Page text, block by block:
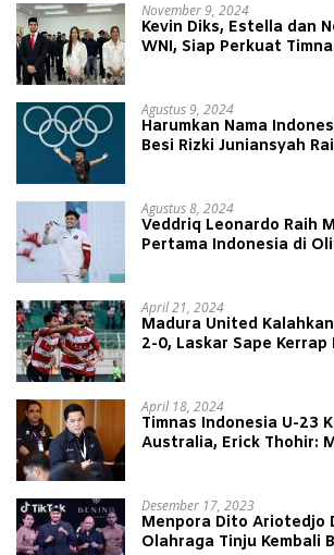
November 9, 2024
Kevin Diks, Estella dan
WNI, Siap Perkuat
Agustus 9, 2024
Harumkan Nama
Besi Rizki Juniansyah
Agustus 8, 2024
Veddriq Leonardo Raih
Pertama Indonesia di
April 21, 2024
Madura United
2-0, Laskar Sape Kerrap
April 18, 2024
Timnas Indonesia U-23
Australia, Erick Thohir:
Desember 17, 2023
Menpora Dito Ariotedjo
Olahraga Tinju Kembali